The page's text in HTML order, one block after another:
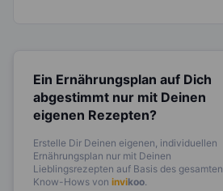
Ein Ernährungsplan auf Dich
abgestimmt nur mit Deinen
eigenen Rezepten?
Erstelle Dir Deinen eigenen, individuellen
Ernährungsplan nur mit Deinen
Lieblingsrezepten auf Basis des gesamten
Know-Hows von invikoo